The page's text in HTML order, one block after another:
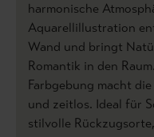
harmonische
Aquarellillustration
Wand und bringt
Romantik in den
Farbgebung macht
und zeitlos. Ideal für
stilvolle